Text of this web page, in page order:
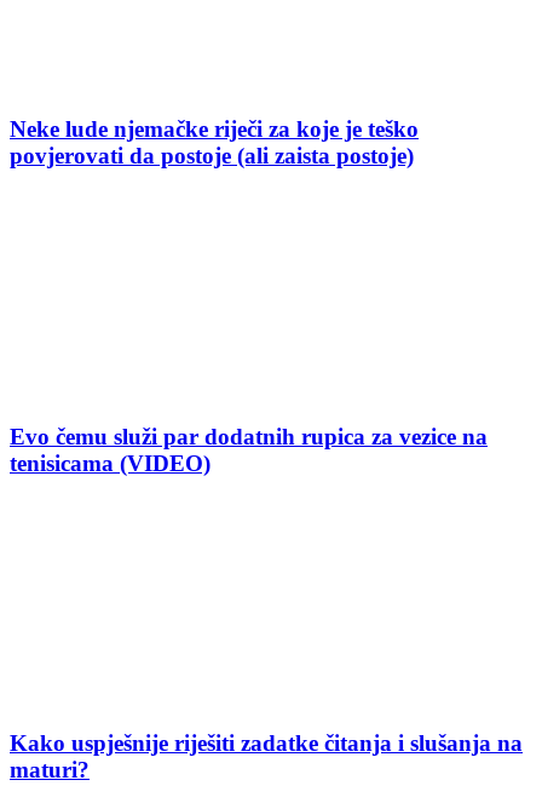
Neke lude njemačke riječi za koje je teško
povjerovati da postoje (ali zaista postoje)
Evo čemu služi par dodatnih rupica za vezice na
tenisicama (VIDEO)
Kako uspješnije riješiti zadatke čitanja i slušanja na
maturi?